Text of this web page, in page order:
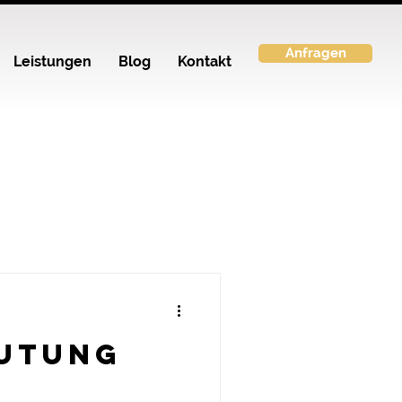
Leistungen Blog Kontakt Anfragen